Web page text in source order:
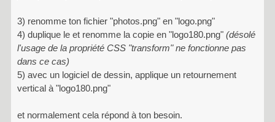
3) renomme ton fichier "photos.png" en "logo.png"
4) duplique le et renomme la copie en "logo180.png" (désolé
l'usage de la propriété CSS "transform" ne fonctionne pas
dans ce cas)
5) avec un logiciel de dessin, applique un retournement
vertical à "logo180.png"
et normalement cela répond à ton besoin.